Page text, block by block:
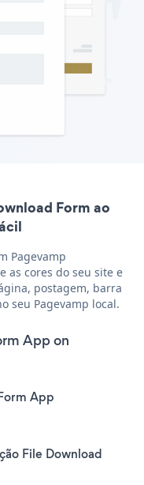
Form ao
Pagevamp
as cores do seu site e
postagem, barra
seu Pagevamp local.
App on
App
File Download